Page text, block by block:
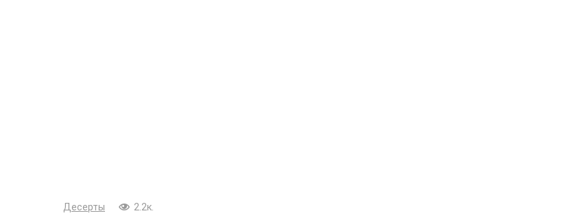
Десерты 2.2к.